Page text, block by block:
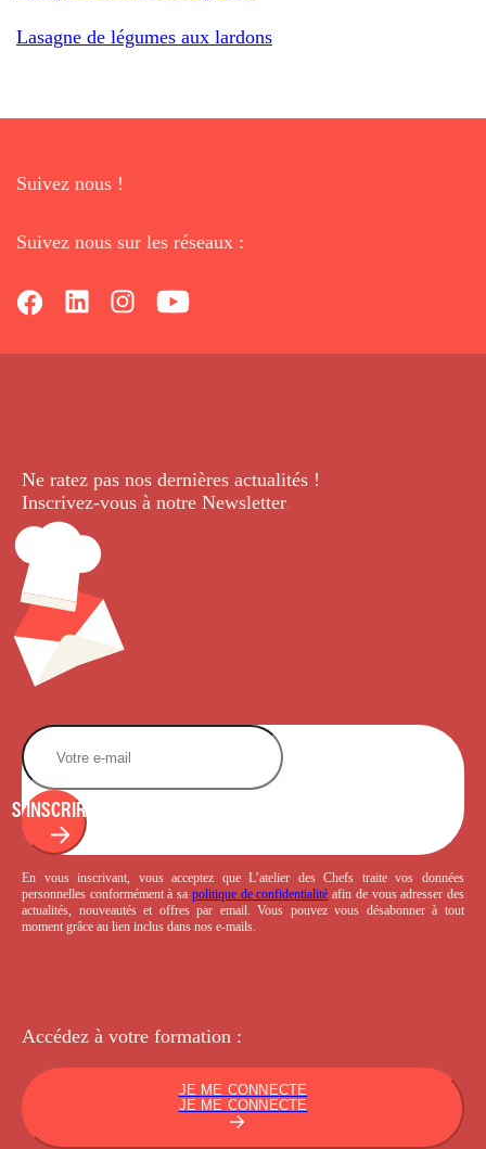
Lasagne de légumes aux lardons
Suivez nous !
Suivez nous sur les réseaux :
Ne ratez pas nos dernières actualités !
Inscrivez-vous à notre Newsletter.
S'INSCRIRE
En vous inscrivant, vous acceptez que L’atelier des Chefs traite vos données
personnelles conformément à sa politique de confidentialité afin de vous adresser des
actualités, nouveautés et offres par email. Vous pouvez vous désabonner à tout
moment grâce au lien inclus dans nos e-mails.
Accédez à votre formation :
JE ME CONNECTE
JE ME CONNECTE